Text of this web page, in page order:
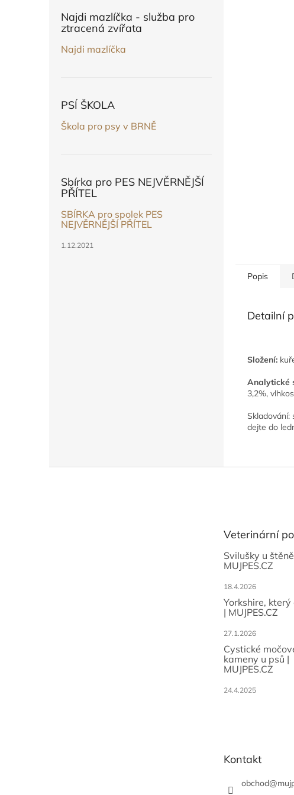
Najdi mazlíčka - služba pro
ztracená zvířata
Najdi mazlíčka
PSÍ ŠKOLA
Škola pro psy v BRNĚ
Sbírka pro PES NEJVĚRNĚJŠÍ
PŘÍTEL
SBÍRKA pro spolek PES
NEJVĚRNĚJŠÍ PŘÍTEL
1.12.2021
Popis
Detailní
Složení:
Analytické
3,2%,
dejte do
Veterinární
Svilušky u
MUJPES.CZ
18.4.2026
Yorkshire,
| MUJPES.CZ
27.1.2026
Cystické
kameny u psů |
MUJPES.CZ
24.4.2025
Kontakt
obchod@